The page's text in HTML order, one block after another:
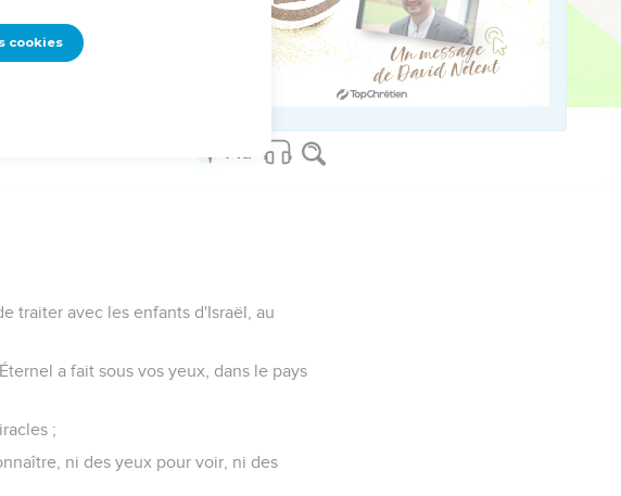
et il n'y aura personne qui vous achète.
traiter avec les enfants d'Israël, au
a fait sous vos yeux, dans le pays
;
ni des yeux pour voir, ni des
cookies